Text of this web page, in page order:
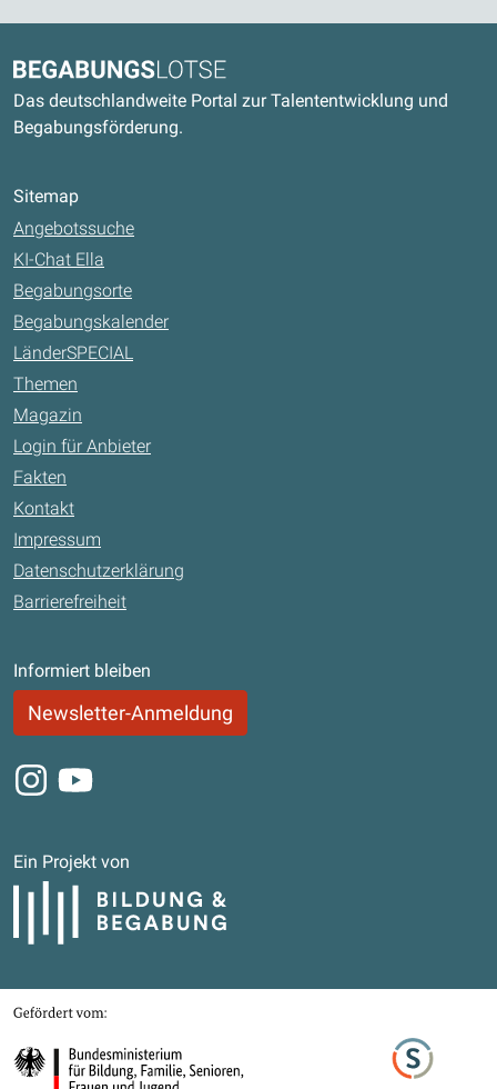
Begabungslotse
Das deutschlandweite Portal zur Talententwicklung und
Begabungsförderung.
Sitemap
Angebotssuche
KI-Chat Ella
Begabungsorte
Begabungskalender
LänderSPECIAL
Themen
Magazin
Login für Anbieter
Fakten
Kontakt
Impressum
Datenschutzerklärung
Barrierefreiheit
Informiert bleiben
Newsletter-Anmeldung
Instagram
Youtube
Ein Projekt von
Bildung und Begabung
Gefördert von
Bundesministerium für Bildung, Familie, Senioren, Frauen und Jugend
Stifterverband